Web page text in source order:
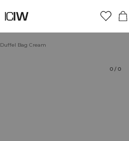
Duffel Bag Cream
0 / 0